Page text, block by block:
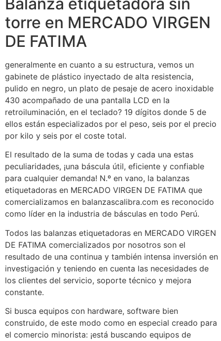
torre en MERCADO VIRGEN
DE FATIMA
generalmente en cuanto a su estructura, vemos un
gabinete de plástico inyectado de alta resistencia,
pulido en negro, un plato de pesaje de acero inoxidable
430 acompañado de una pantalla LCD en la
retroiluminación, en el teclado? 19 dígitos donde 5 de
ellos están especializados por el peso, seis por el precio
por kilo y seis por el coste total.
El resultado de la suma de todas y cada una estas
peculiaridades, ¡una báscula útil, eficiente y confiable
para cualquier demanda! N.º en vano, la balanzas
etiquetadoras en MERCADO VIRGEN DE FATIMA que
comercializamos en balanzascalibra.com es reconocido
como líder en la industria de básculas en todo Perú.
Todos las balanzas etiquetadoras en MERCADO VIRGEN
DE FATIMA comercializados por nosotros son el
resultado de una continua y también intensa inversión en
investigación y teniendo en cuenta las necesidades de
los clientes del servicio, soporte técnico y mejora
constante.
Si busca equipos con hardware, software bien
construido, de este modo como en especial creado para
el comercio minorista: ¡está buscando equipos de